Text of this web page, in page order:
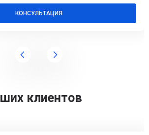
КОНСУЛЬТАЦИЯ
клиентов